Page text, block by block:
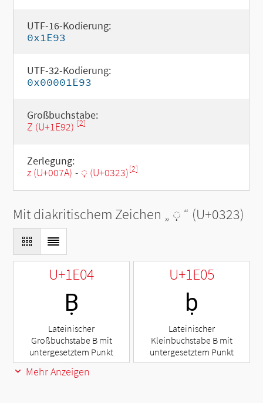
UTF-16-Kodierung:
0x1E93
UTF-32-Kodierung:
0x00001E93
Großbuchstabe:
Ẓ (U+1E92) [2]
Zerlegung:
z (U+007A) - ◌̣ (U+0323)[2]
Mit diakritischem Zeichen „ ◌̣ “ (U+0323)
U+1E04
Ḅ
Lateinischer
Großbuchstabe B mit
untergesetztem Punkt
U+1E05
ḅ
Lateinischer
Kleinbuchstabe B mit
untergesetztem Punkt
Mehr Anzeigen